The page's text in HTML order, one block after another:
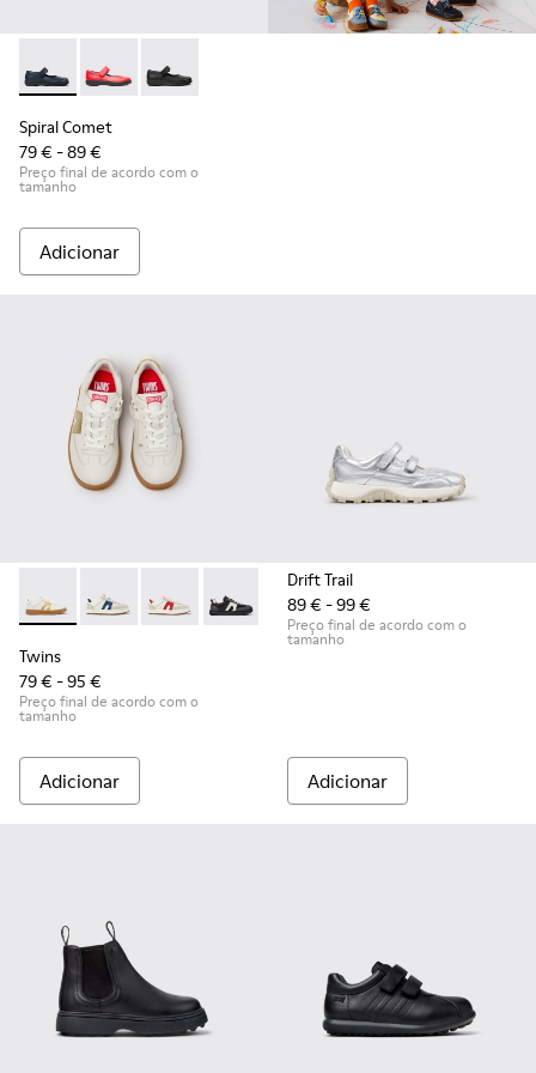
Spiral Comet - 80356-031 - Sapatos de pele azuis para
Spiral Comet - 80356-030
Spiral Comet - 80356-003
Spiral Comet
79 € - 89 €
Preço final de acordo com o
tamanho
Adicionar
Twins - K800653-014 - Sapatilhas de pele multicoloridas
Twins - K800653-010
Twins - K800653-008
Twins - K800653-006
Twins - K800653-003
Twins - K800653-002
Twins
79 € - 95 €
Preço final de acordo com o
tamanho
Adicionar
Drift Trail
89 € - 99 €
Preço final de acordo com o
tamanho
Adicionar